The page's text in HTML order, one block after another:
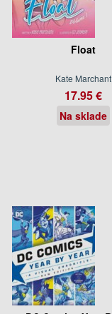
Float
Kate Marchant
17.95 €
Na sklade